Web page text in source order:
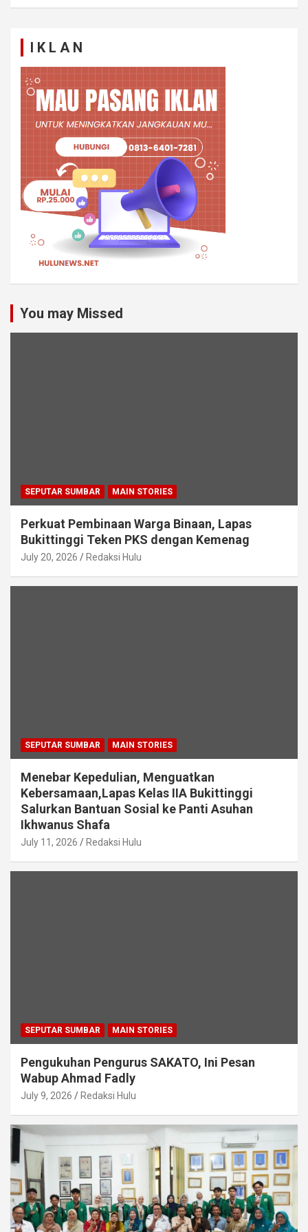
I K L A N
You may Missed
SEPUTAR SUMBAR MAIN STORIES
Perkuat Pembinaan Warga Binaan, Lapas
Bukittinggi Teken PKS dengan Kemenag
July 20, 2026 Redaksi Hulu
SEPUTAR SUMBAR MAIN STORIES
Menebar Kepedulian, Menguatkan
Kebersamaan,Lapas Kelas IIA Bukittinggi
Salurkan Bantuan Sosial ke Panti Asuhan
Ikhwanus Shafa
July 11, 2026 Redaksi Hulu
SEPUTAR SUMBAR MAIN STORIES
Pengukuhan Pengurus SAKATO, Ini Pesan
Wabup Ahmad Fadly
July 9, 2026 Redaksi Hulu